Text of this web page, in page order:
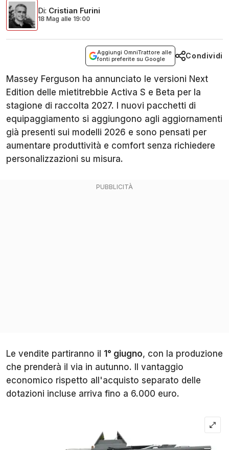
Di: Cristian Furini
18 Mag alle 19:00
Aggiungi OmniTrattore alle
fonti preferite su Google
Condividi
Massey Ferguson ha annunciato le versioni Next
Edition delle mietitrebbie Activa S e Beta per la
stagione di raccolta 2027. I nuovi pacchetti di
equipaggiamento si aggiungono agli aggiornamenti
già presenti sui modelli 2026 e sono pensati per
aumentare produttività e comfort senza richiedere
personalizzazioni su misura.
Le vendite partiranno il 1° giugno, con la produzione
che prenderà il via in autunno. Il vantaggio
economico rispetto all'acquisto separato delle
dotazioni incluse arriva fino a 6.000 euro.